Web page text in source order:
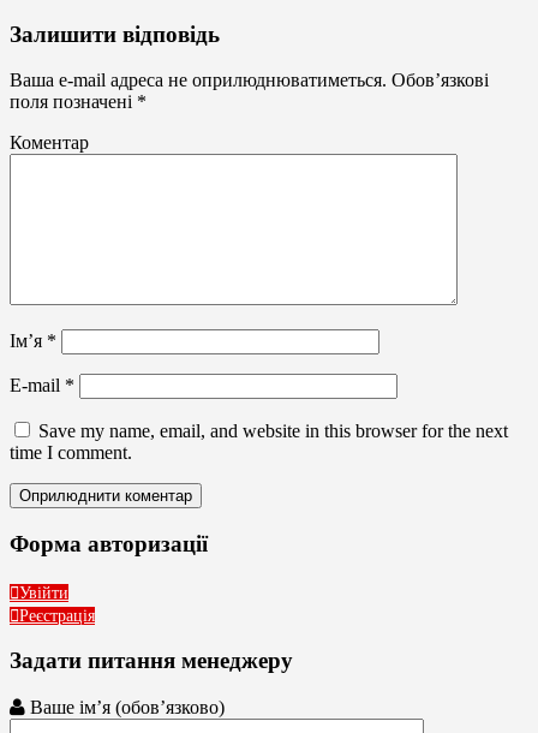
Дизайн
Залишити відповідь
Ваша e-mail адреса не оприлюднюватиметься. Обов’язкові
поля позначені *
Коментар
Ім’я *
E-mail *
Save my name, email, and website in this browser for the next
time I comment.
Форма авторизації
Увійти
Реєстрація
Задати питання менеджеру
Ваше ім’я (обов’язково)